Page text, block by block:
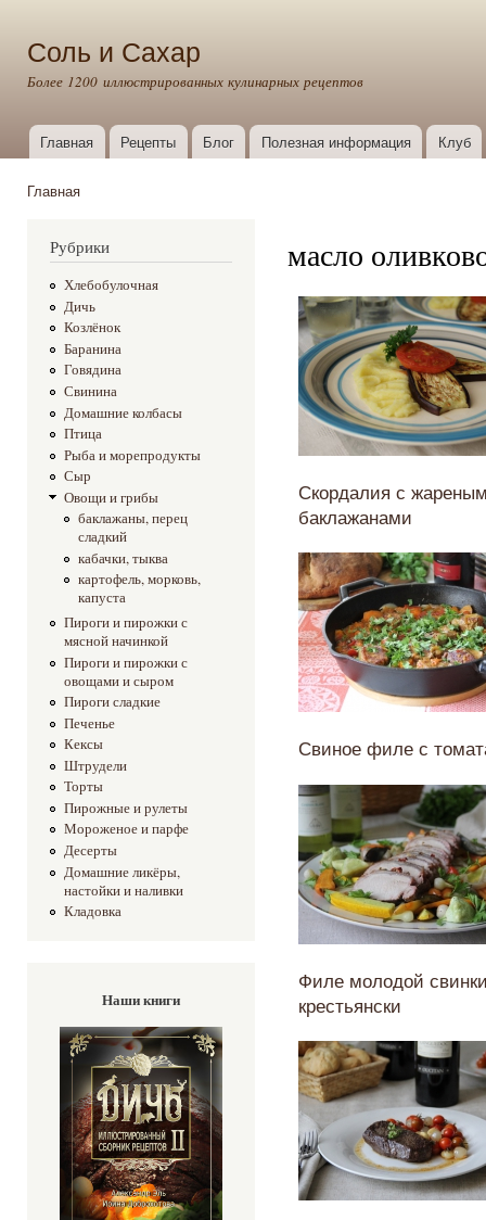
Соль и Сахар
Более 1200 иллюстрированных кулинарных рецептов
Главное меню
Главная Рецепты Блог Полезная информация Клуб
Главная
Рубрики
Хлебобулочная
Дичь
Козлёнок
Баранина
Говядина
Свинина
Домашние колбасы
Птица
Рыба и морепродукты
Сыр
Овощи и грибы
баклажаны, перец
сладкий
кабачки, тыква
картофель, морковь,
капуста
Пироги и пирожки с
мясной начинкой
Пироги и пирожки с
овощами и сыром
Пироги сладкие
Печенье
Кексы
Штрудели
Торты
Пирожные и рулеты
Мороженое и парфе
Десерты
Домашние ликёры,
настойки и наливки
Кладовка
Наши книги
масло
Скордалия с
баклажанами
Свиное филе с
Филе молодой
крестьянски